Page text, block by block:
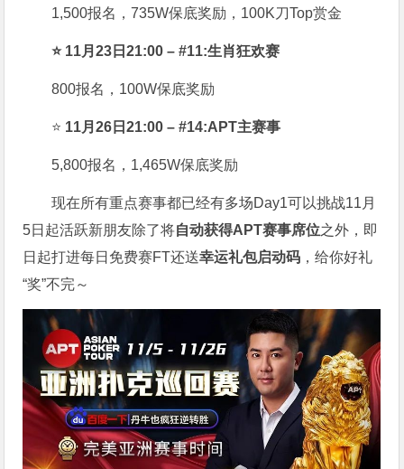
1,500报名，735W保底奖励，100K刀Top赏金
⭐ 11月23日21:00 – #11:生肖狂欢赛
800报名，100W保底奖励
⭐ 11月26日21:00 – #14:APT主赛事
5,800报名，1,465W保底奖励
现在所有重点赛事都已经有多场Day1可以挑战11月
5日起活跃新朋友除了将自动获得APT赛事席位之外，即
日起打进每日免费赛FT还送幸运礼包启动码 ，给你好礼
“奖”不完～